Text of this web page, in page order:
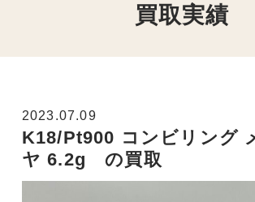
買取実績
2023.07.09
K18/Pt900 コンビリング
ヤ 6.2g の買取